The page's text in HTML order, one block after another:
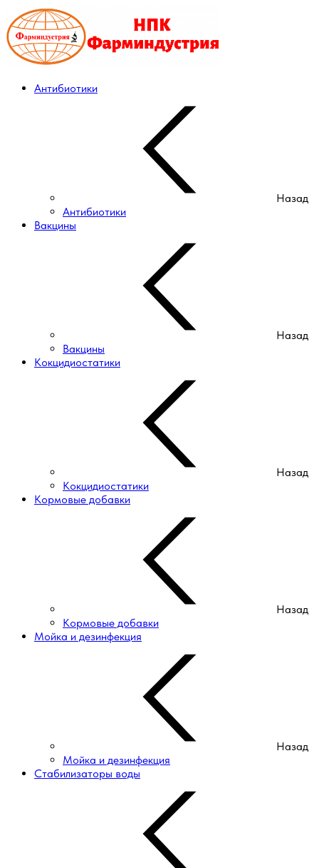
Антибиотики
Назад
Антибиотики
Вакцины
Назад
Вакцины
Кокцидиостатики
Назад
Кокцидиостатики
Кормовые добавки
Назад
Кормовые добавки
Мойка и дезинфекция
Назад
Мойка и дезинфекция
Стабилизаторы воды